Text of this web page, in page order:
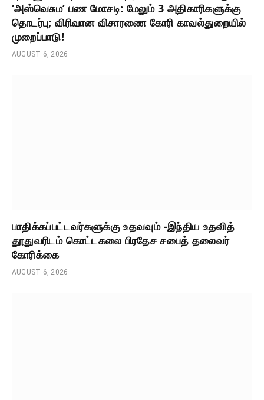
‘அஸ்வெசும’ பண மோசடி: மேலும் 3 அதிகாரிகளுக்கு
தொடர்பு; விரிவான விசாரணை கோரி காவல்துறையில்
முறைப்பாடு!
AUGUST 6, 2026
பாதிக்கப்பட்டவர்களுக்கு உதவவும் -இந்திய உதவித்
தூதுவரிடம் கொட்டகலை பிரதேச சபைத் தலைவர்
கோரிக்கை
AUGUST 6, 2026